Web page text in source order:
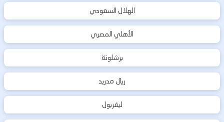
الهلال السعودي
الأهلي المصري
برشلونة
ريال مدريد
ليفربول